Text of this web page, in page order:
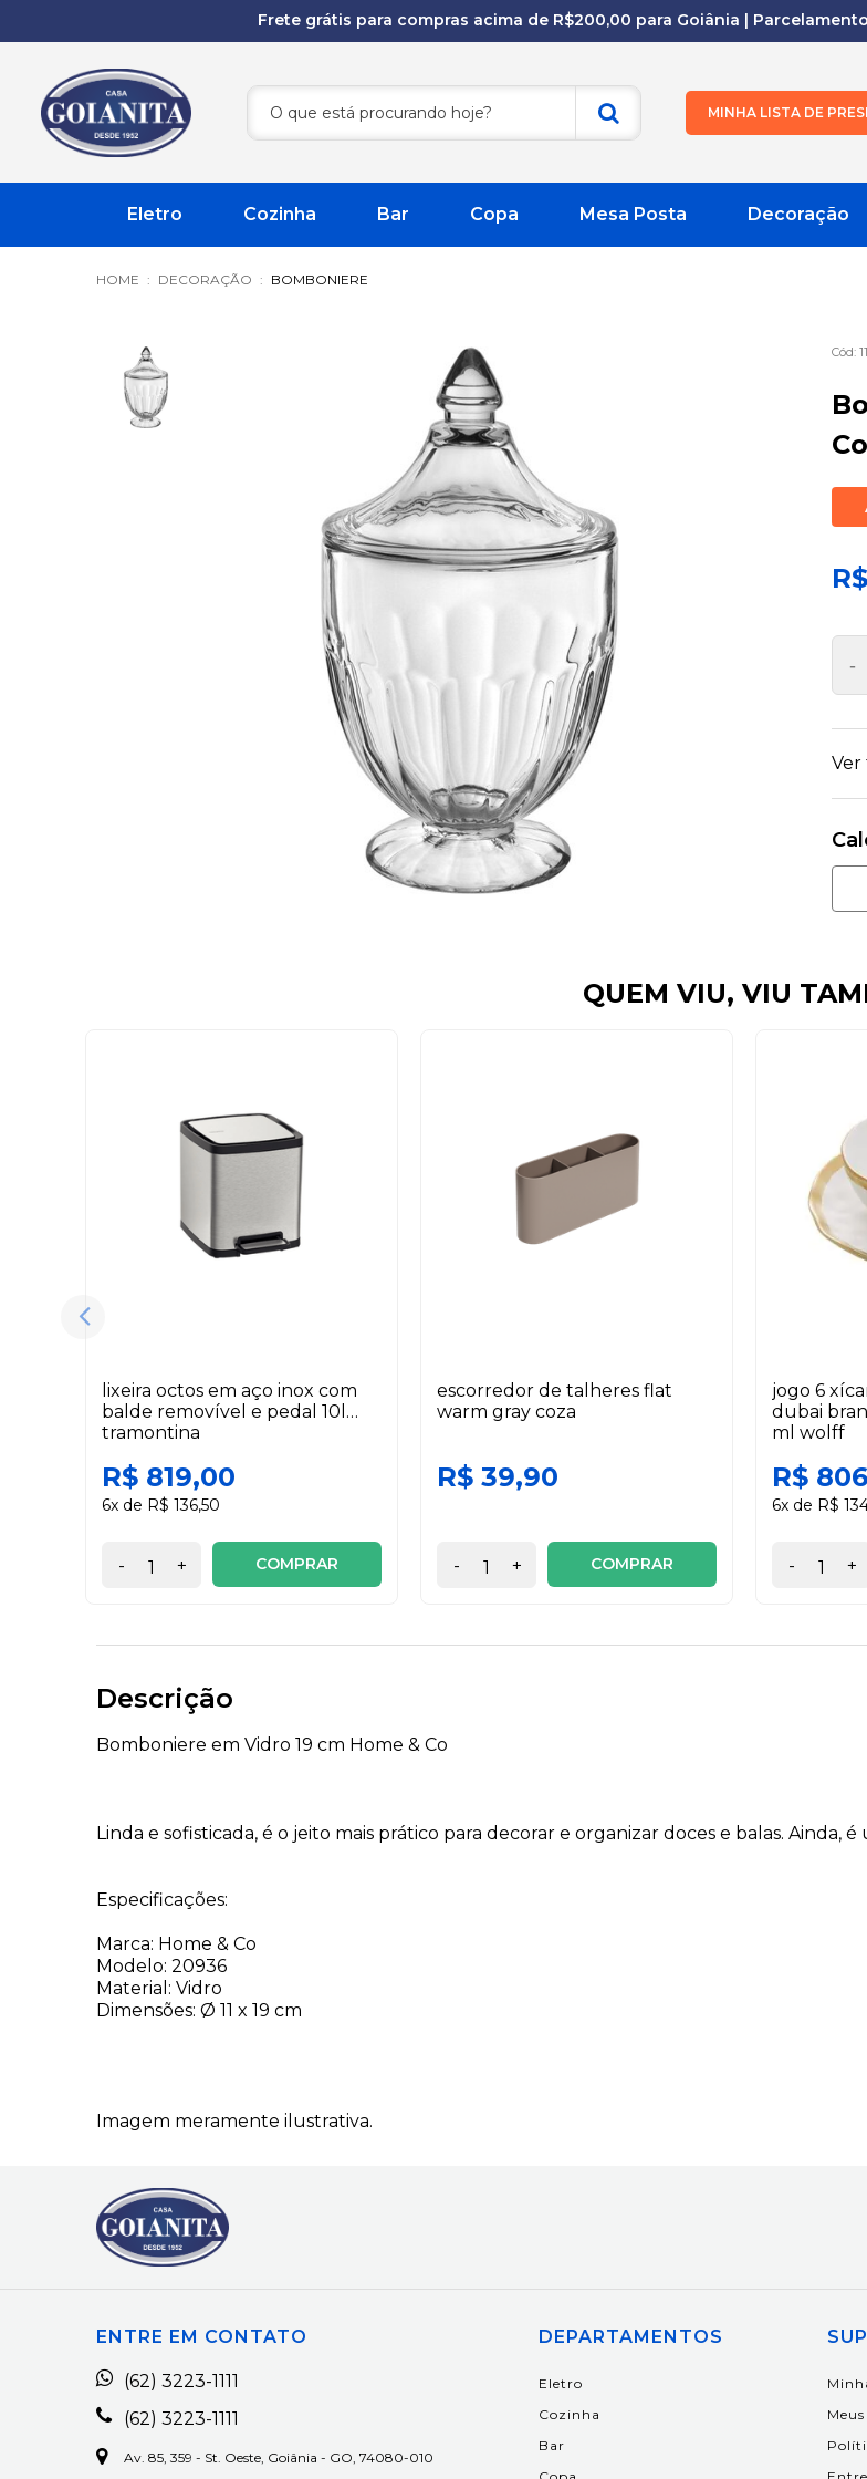
Frete grátis para compras acima de R$200,00 para Goiânia |
MINHA LISTA DE
Eletro Cozinha Bar Copa Mesa Posta Decoração
DECORAÇÃO BOMBONIERE
Co
-
Ver
QUEM VIU, VIU
lixeira octos em aço inox com
balde removível e pedal 10l
tramontina
R$ 819,00
6x de R$ 136,50
- + COMPRAR
escorredor de talheres flat
warm gray coza
R$ 39,90
- + COMPRAR
jogo 6
dubai
ml wolff
R$
6x de R$
- +
Descrição
Bomboniere em Vidro 19 cm Home & Co
Linda e sofisticada, é o jeito mais prático para decorar e organizar doces e balas. Ainda,
Especificações:
Marca: Home & Co
Modelo: 20936
Material: Vidro
Dimensões: Ø 11 x 19 cm
Imagem meramente ilustrativa.
ENTRE EM CONTATO
(62) 3223-1111
(62) 3223-1111
Av. 85, 359 - St. Oeste, Goiânia - GO, 74080-010
DEPARTAMENTOS
Eletro
Cozinha
Bar